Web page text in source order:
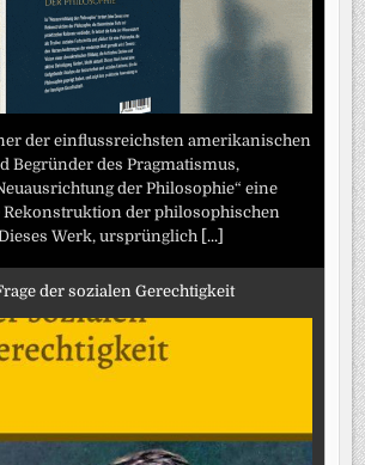
der einflussreichsten amerikanischen
Begründer des Pragmatismus,
der Philosophie“ eine
Rekonstruktion der philosophischen
Werk, ursprünglich [...]
der sozialen Gerechtigkeit